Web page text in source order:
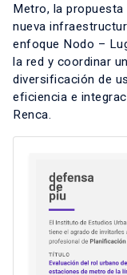
Metro, la
nueva
enfoque Nodo –
la red y coordinar
diversificación de
eficiencia e
Renca.